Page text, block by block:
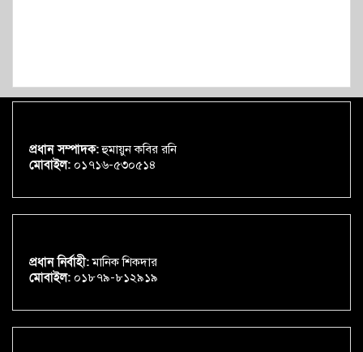
প্রধান সম্পাদক:হুমায়ুন কবির রনি
মোবাইল: ০১৭১৬-৫৩০৫১৪
প্রধান নির্বাহী:মানিক শিকদার
মোবাইল: ০১৮৭৯-৮১২৯১৯